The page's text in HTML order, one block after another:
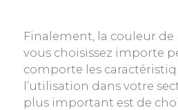
Finalement, la couleur
vous choisissez importe
comporte les
l’utilisation dans votre
plus important est de